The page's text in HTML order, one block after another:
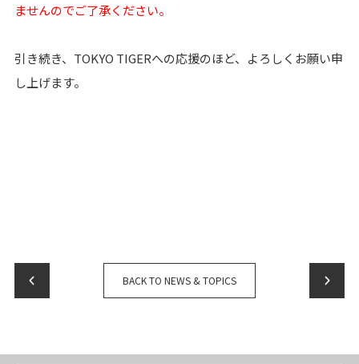
ませんのでご了承ください。
引き続き、TOKYO TIGERへの応援のほど、よろしくお願い申
し上げます。
BACK TO NEWS & TOPICS